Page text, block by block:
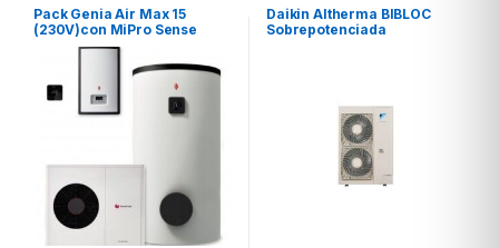
Pack Genia Air Max 15
(230V)con MiPro Sense
inalámbrico + ACS 500L
Daikin Altherma BIBLOC
Sobrepotenciada